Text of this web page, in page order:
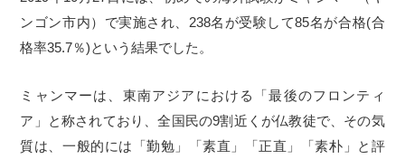
ンゴン市内）で実施され、238名が受験して85名が合格(合
格率35.7％)という結果でした。
ミャンマーは、東南アジアにおける「最後のフロンティ
ア」と称されており、全国民の9割近くが仏教徒で、その気
質は、一般的には「勤勉」「素直」「正直」「素朴」と評